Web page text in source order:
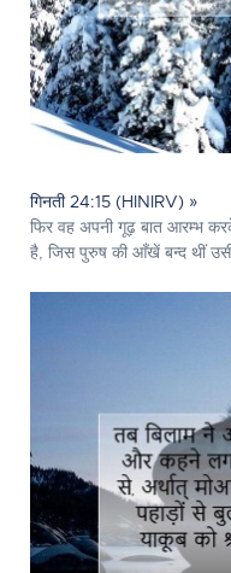
गिनती 24:15 (HINIRV) »
फिर वह अपनी गूढ़ बात आरम्भ
है, जिस पुरुष की आँखें बन्द थीं